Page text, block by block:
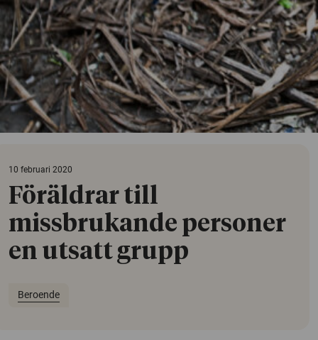
10 februari 2020
Föräldrar till
missbrukande personer
en utsatt grupp
Beroende